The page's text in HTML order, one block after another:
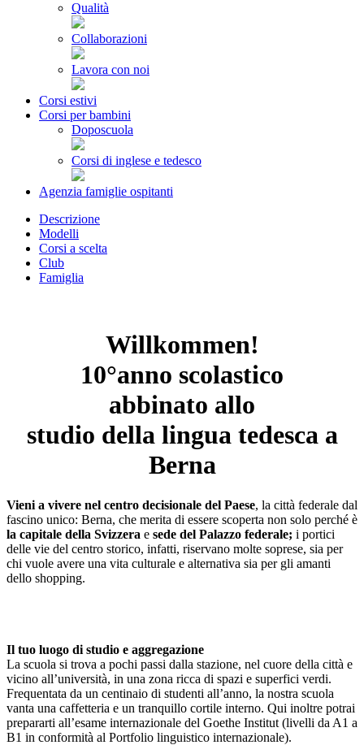
Qualità
Collaborazioni
Lavora con noi
Corsi estivi
Corsi per bambini
Doposcuola
Corsi di inglese e tedesco
Agenzia famiglie ospitanti
Descrizione
Modelli
Corsi a scelta
Club
Famiglia
Willkommen!
10°anno scolastico
abbinato allo
studio della lingua tedesca a
Berna
Vieni a vivere nel centro decisionale del Paese, la città federale dal
fascino unico: Berna, che merita di essere scoperta non solo perché è
la capitale della Svizzera e sede del Palazzo federale; i portici
delle vie del centro storico, infatti, riservano molte soprese, sia per
chi vuole avere una vita culturale e alternativa sia per gli amanti
dello shopping.
Il tuo luogo di studio e aggregazione
La scuola si trova a pochi passi dalla stazione, nel cuore della città e
vicino all’università, in una zona ricca di spazi e superfici verdi.
Frequentata da un centinaio di studenti all’anno, la nostra scuola
vanta una caffetteria e un tranquillo cortile interno. Qui inoltre potrai
prepararti all’esame internazionale del Goethe Institut (livelli da A1 a
B1 in conformità al Portfolio linguistico internazionale).